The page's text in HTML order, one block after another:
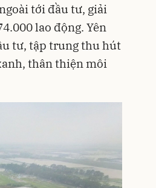
tới đầu tư, giải
lao động. Yên
tư, tập trung thu hút
thân thiện môi